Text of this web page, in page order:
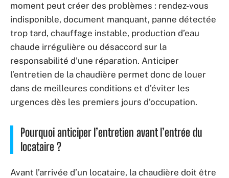
moment peut créer des problèmes : rendez-vous
indisponible, document manquant, panne détectée
trop tard, chauffage instable, production d’eau
chaude irrégulière ou désaccord sur la
responsabilité d’une réparation. Anticiper
l’entretien de la chaudière permet donc de louer
dans de meilleures conditions et d’éviter les
urgences dès les premiers jours d’occupation.
Pourquoi anticiper l’entretien avant l’entrée du
locataire ?
Avant l’arrivée d’un locataire, la chaudière doit être